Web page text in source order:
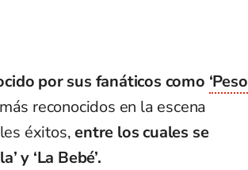
por sus fanáticos como ‘Peso
reconocidos en la escena
éxitos,entre los cuales se
y ‘La Bebé’.